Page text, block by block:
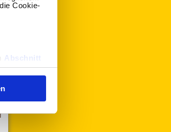
Cookie-
Abschnitt
auf
Cookies